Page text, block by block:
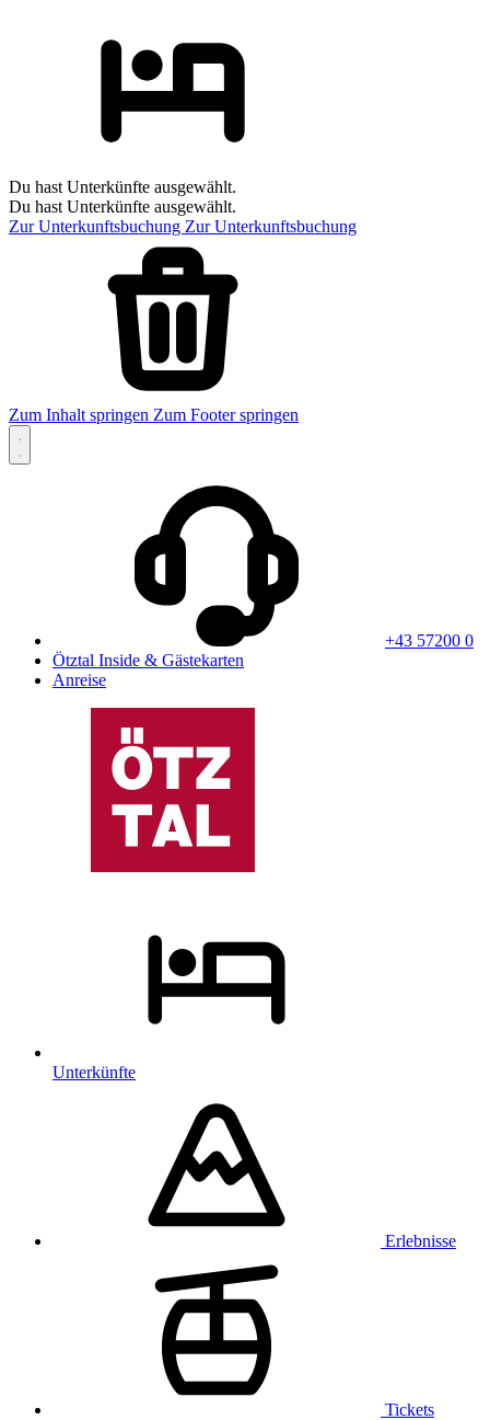
Du hast Unterkünfte ausgewählt.
Du hast Unterkünfte ausgewählt.
Zur Unterkunftsbuchung Zur Unterkunftsbuchung
Zum Inhalt springen Zum Footer springen
+43 57200 0
Ötztal Inside & Gästekarten
Anreise
Unterkünfte
Erlebnisse
Tickets